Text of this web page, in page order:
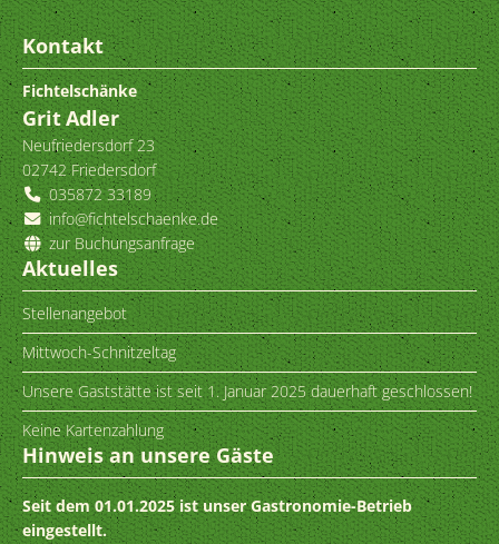
Kontakt
Fichtelschänke
GritAdler
Neufriedersdorf 23
02742 Friedersdorf
035872 33189
info@fichtelschaenke.de
zur Buchungsanfrage
Aktuelles
Stellenangebot
Mittwoch-Schnitzeltag
Unsere Gaststätte ist seit 1. Januar 2025 dauerhaft geschlossen!
Keine Kartenzahlung
Hinweis an unsere Gäste
Seit dem 01.01.2025 ist unser Gastronomie-Betrieb
eingestellt.